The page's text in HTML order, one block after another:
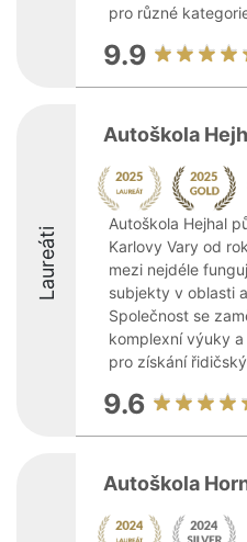
pro různé
9.9
Laureáti
Autoškola
Autoškola Hejhal
Karlovy Vary od
mezi nejdéle
subjekty v oblasti
Společnost se
komplexní výuky
pro získání
9.6
Autoškola